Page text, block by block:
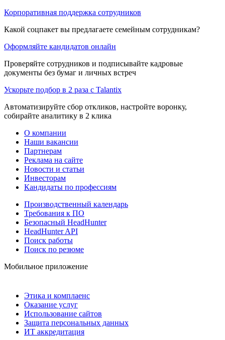
Корпоративная поддержка сотрудников
Какой соцпакет вы предлагаете семейным сотрудникам?
Оформляйте кандидатов онлайн
Проверяйте сотрудников и подписывайте кадровые
документы без бумаг и личных встреч
Ускорьте подбор в 2 раза с Talantix
Автоматизируйте сбор откликов, настройте воронку,
собирайте аналитику в 2 клика
О компании
Наши вакансии
Партнерам
Реклама на сайте
Новости и статьи
Инвесторам
Кандидаты по профессиям
Производственный календарь
Требования к ПО
Безопасный HeadHunter
HeadHunter API
Поиск работы
Поиск по резюме
Мобильное приложение
Этика и комплаенс
Оказание услуг
Использование сайтов
Защита персональных данных
ИТ аккредитация